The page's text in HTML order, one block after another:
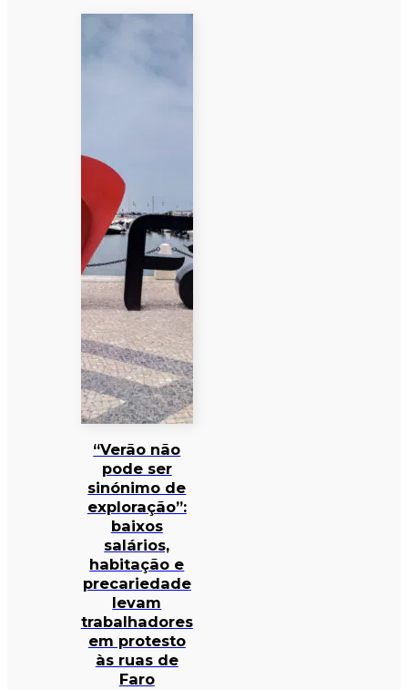
“Verão não
pode ser
sinónimo de
exploração”:
baixos
salários,
habitação e
precariedade
levam
trabalhadores
em protesto
às ruas de
Faro